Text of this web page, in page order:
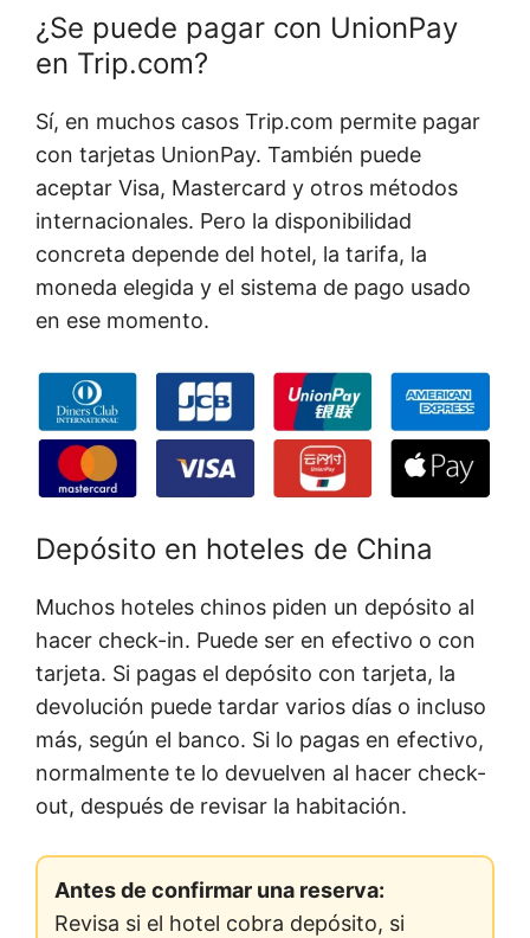
¿Se puede pagar con UnionPay
en Trip.com?
Sí, en muchos casos Trip.com permite pagar
con tarjetas UnionPay. También puede
aceptar Visa, Mastercard y otros métodos
internacionales. Pero la disponibilidad
concreta depende del hotel, la tarifa, la
moneda elegida y el sistema de pago usado
en ese momento.
Depósito en hoteles de China
Muchos hoteles chinos piden un depósito al
hacer check-in. Puede ser en efectivo o con
tarjeta. Si pagas el depósito con tarjeta, la
devolución puede tardar varios días o incluso
más, según el banco. Si lo pagas en efectivo,
normalmente te lo devuelven al hacer check-
out, después de revisar la habitación.
Antes de confirmar una reserva:
Revisa si el hotel cobra depósito, si